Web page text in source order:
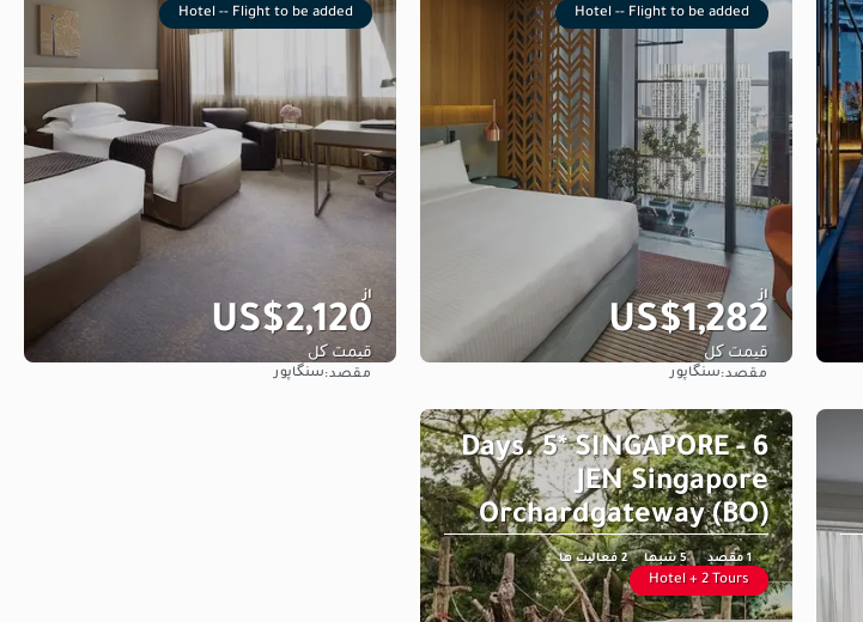
Hotel -- Flight to be added
از
US$1,282
قیمت کل
مقصد:سنگاپور
Hotel -- Flight to be added
از
US$2,120
قیمت کل
مقصد:سنگاپور
6 Days. 5* SINGAPORE -
JEN Singapore
Orchardgateway (BO)
1 مقصد 5 شبها 2 فعالیت ها
Hotel + 2 Tours